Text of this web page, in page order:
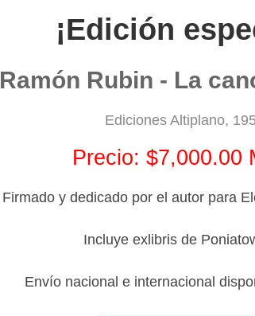
¡Edición
Ramón Rubin - La
Ediciones Altiplano,
Precio: $7,000.00
Firmado y dedicado por el autor para
Incluye exlibris de
Envío nacional e internacional